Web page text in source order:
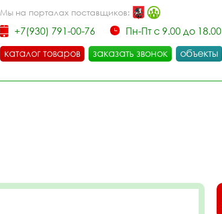
Мы на порталах поставщиков:
+7(930) 791-00-76
Пн-Пт с 9.00 до 18.00
каталог товаров
заказать звонок объекты